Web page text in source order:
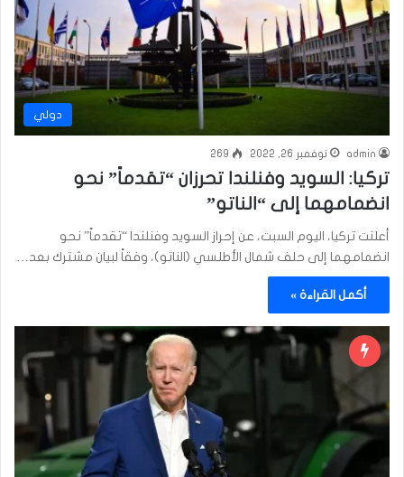
دولي
admin نوفمبر 26, 2022 269
تركيا: السويد وفنلندا تحرزان “تقدماً” نحو
انضمامهما إلى “الناتو”
أعلنت تركيا، اليوم السبت، عن إحراز السويد وفنلندا “تقدماً” نحو
انضمامهما إلى حلف شمال الأطلسي (الناتو)، وفقاً لبيان مشترك بعد…
أكمل القراءة »